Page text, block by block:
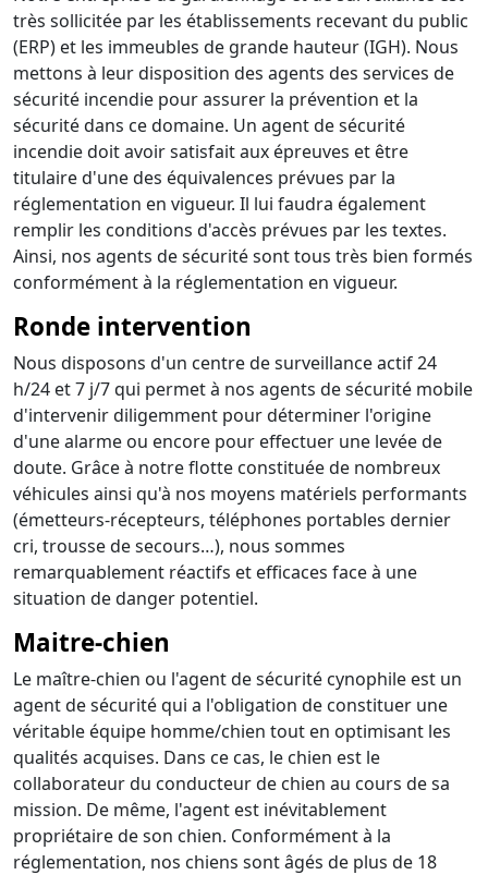
très sollicitée par les établissements recevant du public
(ERP) et les immeubles de grande hauteur (IGH). Nous
mettons à leur disposition des agents des services de
sécurité incendie pour assurer la prévention et la
sécurité dans ce domaine. Un agent de sécurité
incendie doit avoir satisfait aux épreuves et être
titulaire d'une des équivalences prévues par la
réglementation en vigueur. Il lui faudra également
remplir les conditions d'accès prévues par les textes.
Ainsi, nos agents de sécurité sont tous très bien formés
conformément à la réglementation en vigueur.
Ronde intervention
Nous disposons d'un centre de surveillance actif 24
h/24 et 7 j/7 qui permet à nos agents de sécurité mobile
d'intervenir diligemment pour déterminer l'origine
d'une alarme ou encore pour effectuer une levée de
doute. Grâce à notre flotte constituée de nombreux
véhicules ainsi qu'à nos moyens matériels performants
(émetteurs-récepteurs, téléphones portables dernier
cri, trousse de secours…), nous sommes
remarquablement réactifs et efficaces face à une
situation de danger potentiel.
Maitre-chien
Le maître-chien ou l'agent de sécurité cynophile est un
agent de sécurité qui a l'obligation de constituer une
véritable équipe homme/chien tout en optimisant les
qualités acquises. Dans ce cas, le chien est le
collaborateur du conducteur de chien au cours de sa
mission. De même, l'agent est inévitablement
propriétaire de son chien. Conformément à la
réglementation, nos chiens sont âgés de plus de 18